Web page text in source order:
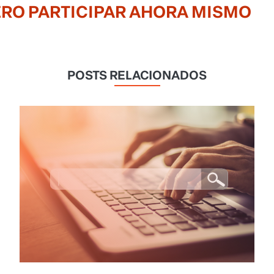
PARTICIPAR AHORA MISMO
POSTS RELACIONADOS